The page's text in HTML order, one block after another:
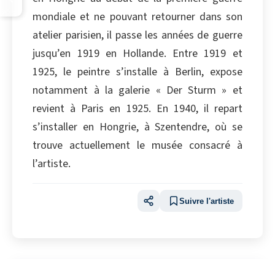
mondiale et ne pouvant retourner dans son
atelier parisien, il passe les années de guerre
jusqu’en 1919 en Hollande. Entre 1919 et
1925, le peintre s’installe à Berlin, expose
notamment à la galerie « Der Sturm » et
revient à Paris en 1925. En 1940, il repart
s’installer en Hongrie, à Szentendre, où se
trouve actuellement le musée consacré à
l’artiste.
Suivre l'artiste